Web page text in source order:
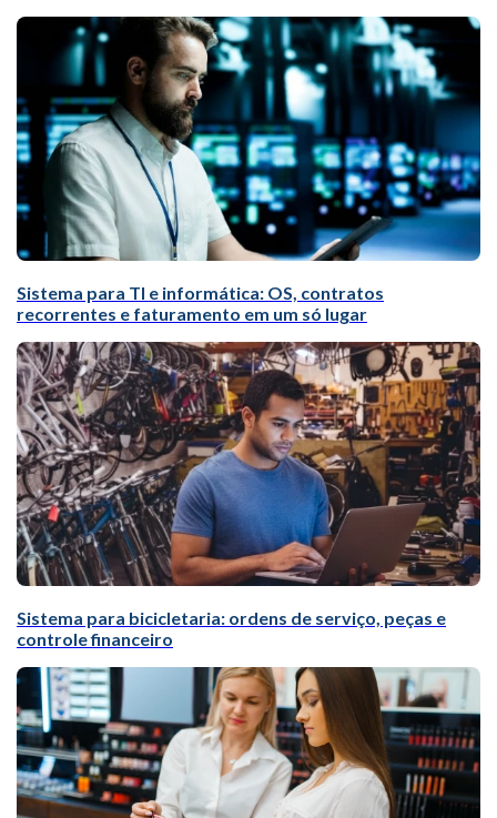
Sistema para TI e informática: OS, contratos
recorrentes e faturamento em um só lugar
Sistema para bicicletaria: ordens de serviço, peças e
controle financeiro